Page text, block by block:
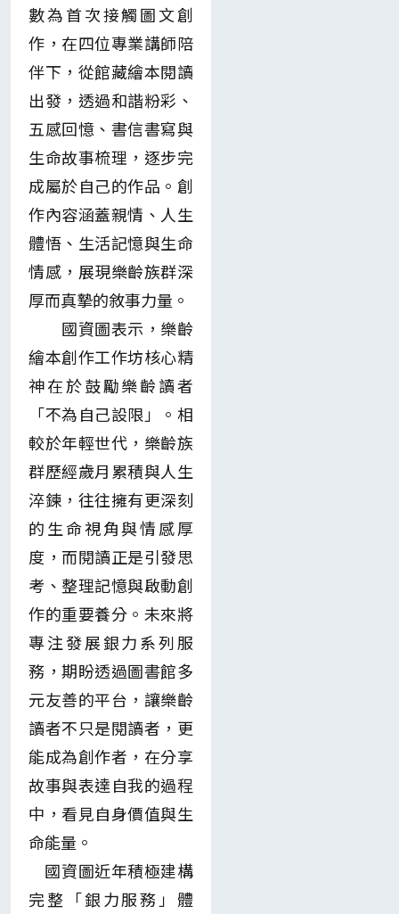
數為首次接觸圖文創
作，在四位專業講師陪
伴下，從館藏繪本閱讀
出發，透過和諧粉彩、
五感回憶、書信書寫與
生命故事梳理，逐步完
成屬於自己的作品。創
作內容涵蓋親情、人生
體悟、生活記憶與生命
情感，展現樂齡族群深
厚而真摯的敘事力量。
國資圖表示，樂齡
繪本創作工作坊核心精
神在於鼓勵樂齡讀者
「不為自己設限」。相
較於年輕世代，樂齡族
群歷經歲月累積與人生
淬鍊，往往擁有更深刻
的生命視角與情感厚
度，而閱讀正是引發思
考、整理記憶與啟動創
作的重要養分。未來將
專注發展銀力系列服
務，期盼透過圖書館多
元友善的平台，讓樂齡
讀者不只是閱讀者，更
能成為創作者，在分享
故事與表達自我的過程
中，看見自身價值與生
命能量。
國資圖近年積極建構
完整「銀力服務」體